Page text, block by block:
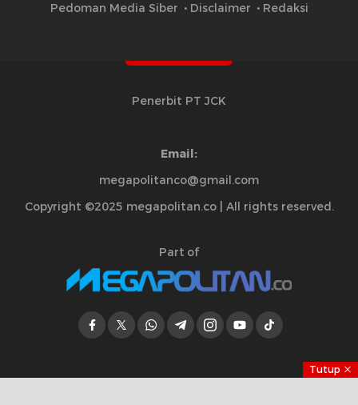
Pedoman Media Siber Disclaimer Redaksi
Penerbit PT JCK
Email:
megapolitanco@gmail.com
Copyright ©2025 megapolitan.co | All rights reserved.
Part of
Tutup